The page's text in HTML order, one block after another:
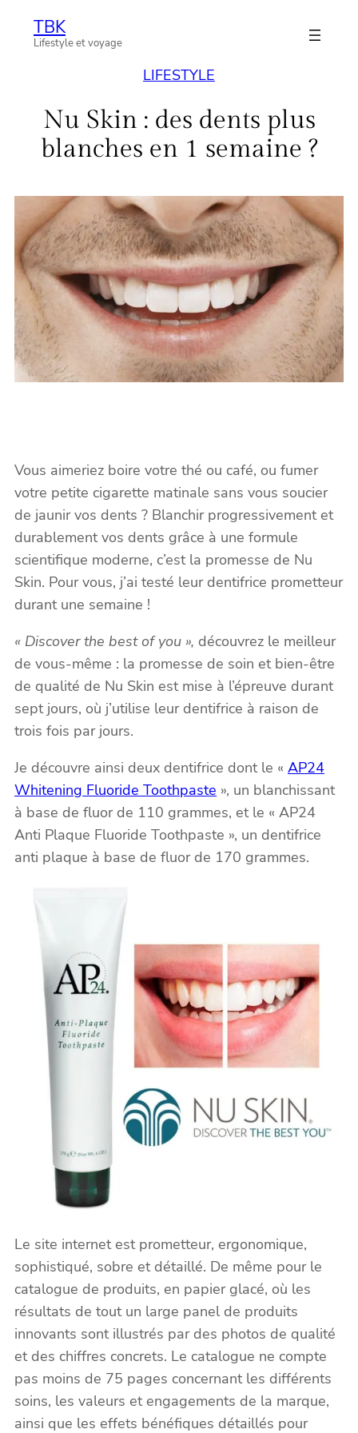
AllerTBK
Lifestyle et voyage
LIFESTYLE
Nu Skin : des dents plus
blanches en 1 semaine ?
Vous aimeriez boire votre thé ou café, ou fumer
votre petite cigarette matinale sans vous soucier
de jaunir vos dents ? Blanchir progressivement et
durablement vos dents grâce à une formule
scientifique moderne, c’est la promesse de Nu
Skin. Pour vous, j’ai testé leur dentifrice prometteur
durant une semaine !
« Discover the best of you », découvrez le meilleur
de vous-même : la promesse de soin et bien-être
de qualité de Nu Skin est mise à l’épreuve durant
sept jours, où j’utilise leur dentifrice à raison de
trois fois par jours.
Je découvre ainsi deux dentifrice dont le « AP24
Whitening Fluoride Toothpaste », un blanchissant
à base de fluor de 110 grammes, et le « AP24
Anti Plaque Fluoride Toothpaste », un dentifrice
anti plaque à base de fluor de 170 grammes.
Le site internet est prometteur, ergonomique,
sophistiqué, sobre et détaillé. De même pour le
catalogue de produits, en papier glacé, où les
résultats de tout un large panel de produits
innovants sont illustrés par des photos de qualité
et des chiffres concrets. Le catalogue ne compte
pas moins de 75 pages concernant les différents
soins, les valeurs et engagements de la marque,
ainsi que les effets bénéfiques détaillés pour